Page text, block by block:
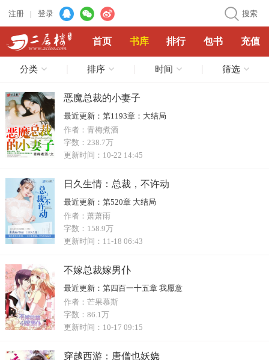
注册 | 登录 搜索
首页 书库 排行 包书 充值
分类 排序 时间 筛选
恶魔总裁的小妻子
最近更新： 第1193章：大结局
作者： 青梅煮酒
字数： 238.7万
更新时间： 10-22 14:45
日久生情：总裁，不许动
最近更新：
第520章 大结局
作者： 萧萧雨
字数： 158.9万
更新时间： 11-18 06:43
不嫁总裁嫁男仆
最近更新： 第四百一十五章 我愿意
作者： 芒果慕斯
字数： 86.1万
更新时间： 10-17 09:15
穿越西游：唐僧也妖娆